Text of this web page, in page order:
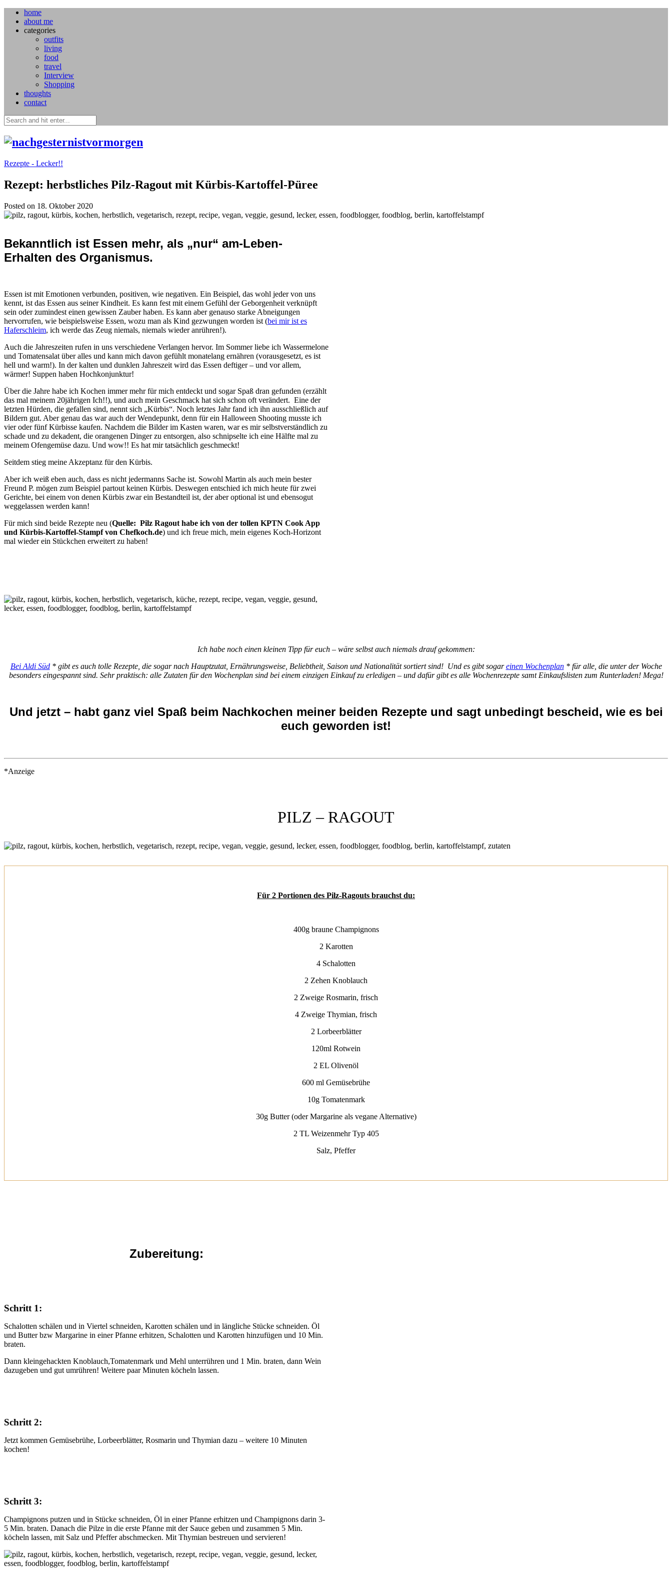
home
about me
categories
outfits
living
food
travel
Interview
Shopping
thoughts
contact
Rezepte - Lecker!!
Rezept: herbstliches Pilz-Ragout mit Kürbis-Kartoffel-Püree
Posted on 18. Oktober 2020
Bekanntlich ist Essen mehr, als „nur“ am-Leben-
Erhalten des Organismus.
Essen ist mit Emotionen verbunden, positiven, wie negativen. Ein Beispiel, das wohl jeder von uns
kennt, ist das Essen aus seiner Kindheit. Es kann fest mit einem Gefühl der Geborgenheit verknüpft
sein oder zumindest einen gewissen Zauber haben. Es kann aber genauso starke Abneigungen
hervorrufen, wie beispielsweise Essen, wozu man als Kind gezwungen worden ist (bei mir ist es
Haferschleim, ich werde das Zeug niemals, niemals wieder anrühren!).
Auch die Jahreszeiten rufen in uns verschiedene Verlangen hervor. Im Sommer liebe ich Wassermelone
und Tomatensalat über alles und kann mich davon gefühlt monatelang ernähren (vorausgesetzt, es ist
hell und warm!). In der kalten und dunklen Jahreszeit wird das Essen deftiger – und vor allem,
wärmer! Suppen haben Hochkonjunktur!
Über die Jahre habe ich Kochen immer mehr für mich entdeckt und sogar Spaß dran gefunden (erzählt
das mal meinem 20jährigen Ich!!), und auch mein Geschmack hat sich schon oft verändert. Eine der
letzten Hürden, die gefallen sind, nennt sich „Kürbis“. Noch letztes Jahr fand ich ihn ausschließlich auf
Bildern gut. Aber genau das war auch der Wendepunkt, denn für ein Halloween Shooting musste ich
vier oder fünf Kürbisse kaufen. Nachdem die Bilder im Kasten waren, war es mir selbstverständlich zu
schade und zu dekadent, die orangenen Dinger zu entsorgen, also schnipselte ich eine Hälfte mal zu
meinem Ofengemüse dazu. Und wow!! Es hat mir tatsächlich geschmeckt!
Seitdem stieg meine Akzeptanz für den Kürbis.
Aber ich weiß eben auch, dass es nicht jedermanns Sache ist. Sowohl Martin als auch mein bester
Freund P. mögen zum Beispiel partout keinen Kürbis. Deswegen entschied ich mich heute für zwei
Gerichte, bei einem von denen Kürbis zwar ein Bestandteil ist, der aber optional ist und ebensogut
weggelassen werden kann!
Für mich sind beide Rezepte neu (Quelle: Pilz Ragout habe ich von der tollen KPTN Cook App
und Kürbis-Kartoffel-Stampf von Chefkoch.de) und ich freue mich, mein eigenes Koch-Horizont
mal wieder ein Stückchen erweitert zu haben!
Ich habe noch einen kleinen Tipp für euch – wäre selbst auch niemals drauf gekommen:
Bei Aldi Süd* gibt es auch tolle Rezepte, die sogar nach Hauptzutat, Ernährungsweise, Beliebtheit, Saison und Nationalität sortiert sind! Und es gibt sogareinen Wochenplan* für alle, die unter der Woche
besonders eingespannt sind. Sehr praktisch: alle Zutaten für den Wochenplan sind bei einem einzigen Einkauf zu erledigen – und dafür gibt es alle Wochenrezepte samt Einkaufslisten zum Runterladen! Mega!
Und jetzt – habt ganz viel Spaß beim Nachkochen meiner beiden Rezepte und sagt unbedingt bescheid, wie es bei
euch geworden ist!
*Anzeige
PILZ – RAGOUT
Für 2 Portionen des Pilz-Ragouts brauchst du:
400g braune Champignons
2 Karotten
4 Schalotten
2 Zehen Knoblauch
2 Zweige Rosmarin, frisch
4 Zweige Thymian, frisch
2 Lorbeerblätter
120ml Rotwein
2 EL Olivenöl
600 ml Gemüsebrühe
10g Tomatenmark
30g Butter (oder Margarine als vegane Alternative)
2 TL Weizenmehr Typ 405
Salz, Pfeffer
Zubereitung:
Schritt 1:
Schalotten schälen und in Viertel schneiden, Karotten schälen und in längliche Stücke schneiden. Öl
und Butter bzw Margarine in einer Pfanne erhitzen, Schalotten und Karotten hinzufügen und 10 Min.
braten.
Dann kleingehackten Knoblauch,Tomatenmark und Mehl unterrühren und 1 Min. braten, dann Wein
dazugeben und gut umrühren! Weitere paar Minuten köcheln lassen.
Schritt 2:
Jetzt kommen Gemüsebrühe, Lorbeerblätter, Rosmarin und Thymian dazu – weitere 10 Minuten
kochen!
Schritt 3:
Champignons putzen und in Stücke schneiden, Öl in einer Pfanne erhitzen und Champignons darin 3-
5 Min. braten. Danach die Pilze in die erste Pfanne mit der Sauce geben und zusammen 5 Min.
köcheln lassen, mit Salz und Pfeffer abschmecken. Mit Thymian bestreuen und servieren!